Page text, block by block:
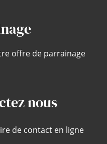
offre de parrainage
nous
de contact en ligne